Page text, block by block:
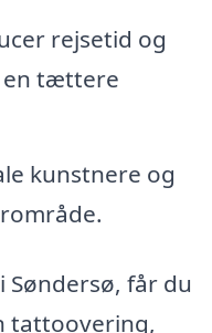
rejsetid og
en tættere
kunstnere og
får du
tattoovering,